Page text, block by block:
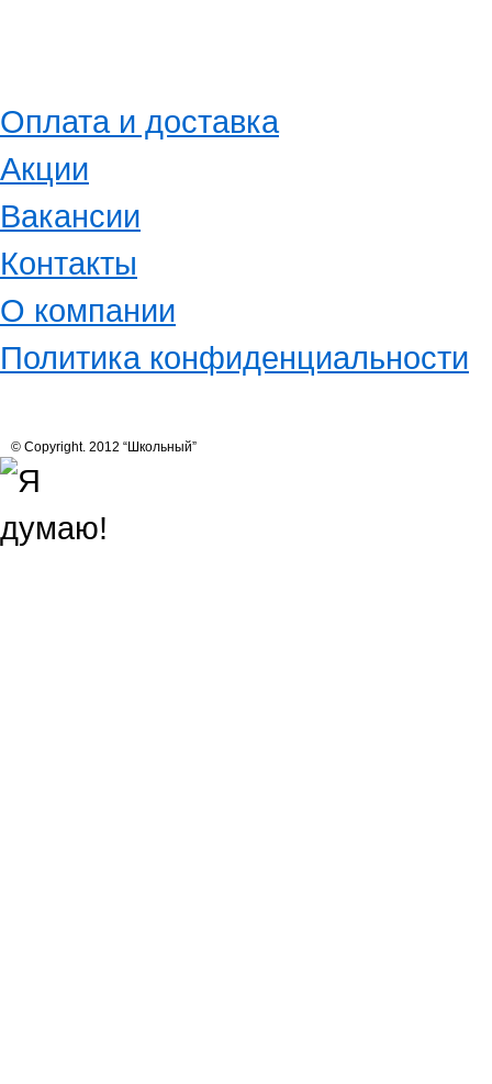
Оплата и доставка
Акции
Вакансии
Контакты
О компании
Политика конфиденциальности
© Copyright. 2012 “Школьный”